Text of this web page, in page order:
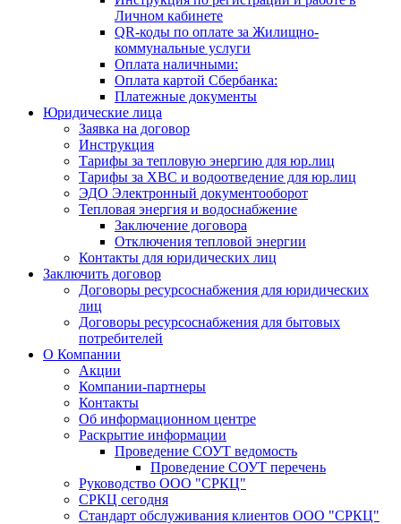
Личном кабинете
QR-коды по оплате за Жилищно-
коммунальные услуги
Оплата наличными:
Оплата картой Сбербанка:
Платежные документы
Юридические лица
Заявка на договор
Инструкция
Тарифы за тепловую энергию для юр.лиц
Тарифы за ХВС и водоотведение для юр.лиц
ЭДО Электронный документооборот
Тепловая энергия и водоснабжение
Заключение договора
Отключения тепловой энергии
Контакты для юридических лиц
Заключить договор
Договоры ресурсоснабжения для юридических
лиц
Договоры ресурсоснабжения для бытовых
потребителей
О Компании
Акции
Компании-партнеры
Контакты
Об информационном центре
Раскрытие информации
Проведение СОУТ ведомость
Проведение СОУТ перечень
Руководство ООО "СРКЦ"
СРКЦ сегодня
Стандарт обслуживания клиентов ООО "СРКЦ"